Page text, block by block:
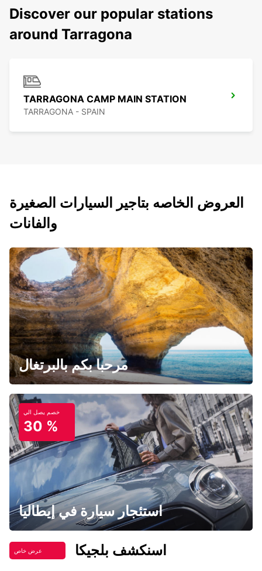
Discover our popular stations
around Tarragona
TARRAGONA CAMP MAIN STATION
TARRAGONA - SPAIN
العروض الخاصه بتاجير السيارات الصغيرة
والفانات
مرحبا بكم بالبرتغال
خصم يصل الي
30 %
استئجار سيارة في إيطاليا
عرض خاص اسنكشف بلجيكا